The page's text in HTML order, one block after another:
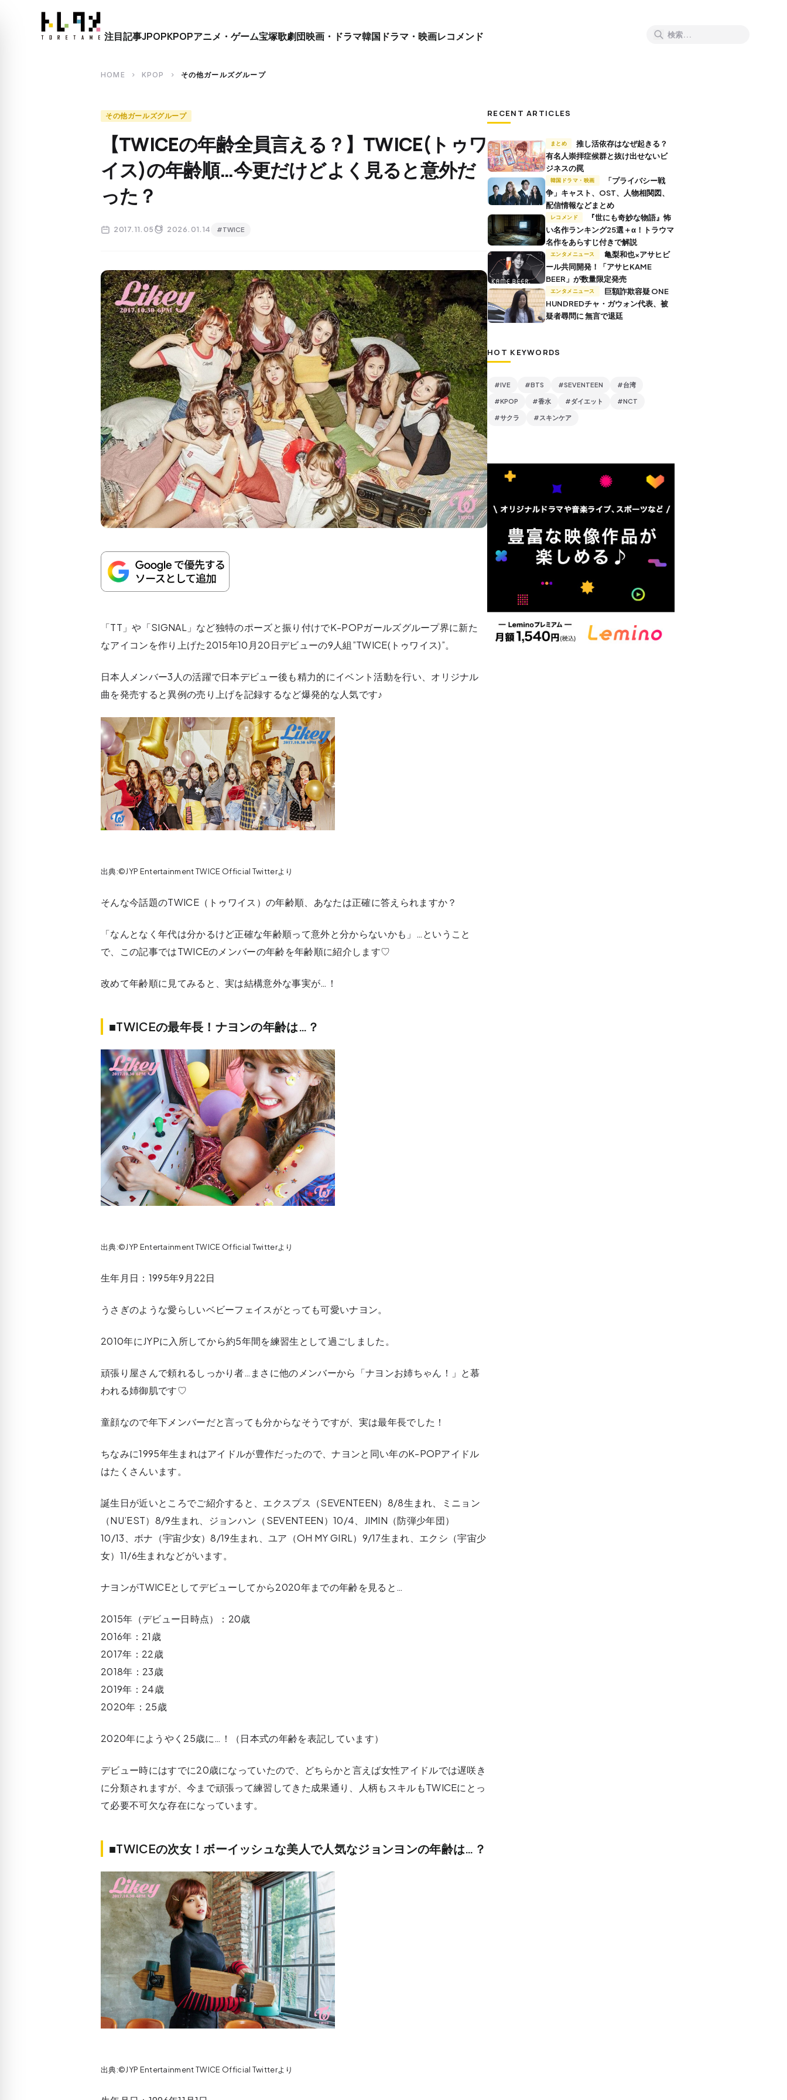
close
注目記事JPOPKPOPアニメ・ゲーム宝塚歌劇団映画・ドラマ韓国ドラマ・映画レコメンド
HOME chevron_right KPOP chevron_right その他ガールズグループ
その他ガールズグループ
【TWICEの年齢全員言える？】TWICE(トゥワ
イス)の年齢順…今更だけどよく見ると意外だ
った？
2017.11.05 2026.01.14 #TWICE
「TT」や「SIGNAL」など独特のポーズと振り付けでK-POPガールズグループ界に新た
なアイコンを作り上げた2015年10月20日デビューの9人組”TWICE(トゥワイス)”。
日本人メンバー3人の活躍で日本デビュー後も精力的にイベント活動を行い、オリジナル
曲を発売すると異例の売り上げを記録するなど爆発的な人気です♪
出典:©JYP Entertainment TWICE Official Twitterより
そんな今話題のTWICE（トゥワイス）の年齢順、あなたは正確に答えられますか？
「なんとなく年代は分かるけど正確な年齢順って意外と分からないかも」…ということ
で、この記事ではTWICEのメンバーの年齢を年齢順に紹介します♡
改めて年齢順に見てみると、実は結構意外な事実が…！
■TWICEの最年長！ナヨンの年齢は…？
出典:©JYP Entertainment TWICE Official Twitterより
生年月日：1995年9月22日
うさぎのような愛らしいベビーフェイスがとっても可愛いナヨン。
2010年にJYPに入所してから約5年間を練習生として過ごしました。
頑張り屋さんで頼れるしっかり者…まさに他のメンバーから「ナヨンお姉ちゃん！」と慕
われる姉御肌です♡
童顔なので年下メンバーだと言っても分からなそうですが、実は最年長でした！
ちなみに1995年生まれはアイドルが豊作だったので、ナヨンと同い年のK-POPアイドル
はたくさんいます。
誕生日が近いところでご紹介すると、エクスプス（SEVENTEEN）8/8生まれ、ミニョン
（NU’EST）8/9生まれ、ジョンハン（SEVENTEEN）10/4、JIMIN（防弾少年団）
10/13、ボナ（宇宙少女）8/19生まれ、ユア（OH MY GIRL）9/17生まれ、エクシ（宇宙少
女）11/6生まれなどがいます。
ナヨンがTWICEとしてデビューしてから2020年までの年齢を見ると…
2015年（デビュー日時点）：20歳
2016年：21歳
2017年：22歳
2018年：23歳
2019年：24歳
2020年：25歳
2020年にようやく25歳に…！（日本式の年齢を表記しています）
デビュー時にはすでに20歳になっていたので、どちらかと言えば女性アイドルでは遅咲き
に分類されますが、今まで頑張って練習してきた成果通り、人柄もスキルもTWICEにとっ
て必要不可欠な存在になっています。
■TWICEの次女！ボーイッシュな美人で人気なジョンヨンの年齢は…？
出典:©JYP Entertainment TWICE Official Twitterより
RECENT ARTICLES
まとめ
推し活依存はなぜ起きる？
有名人崇拝症候群と抜け出せないビ
ジネスの罠
韓国ドラマ・映画
争」キャスト、OST、人物相関図、
配信情報などまとめ
レコメンド
い名作ランキング25選＋α！トラウマ
名作をあらすじ付きで解説
エンタメニュース
ール共同開発！「アサヒKAME
BEER」が数量限定発売
エンタメニュース
HUNDREDチャ・ガウォン代表、被
疑者尋問に 無言で退廷
HOT KEYWORDS
#IVE #BTS #SEVENTEEN #台湾
#KPOP #香水 #ダイエット #NCT
#サクラ #スキンケア